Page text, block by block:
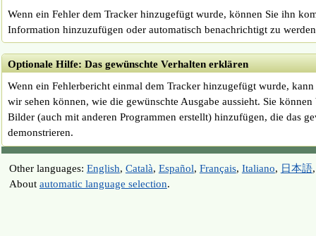
Wenn ein Fehler dem Tracker hinzugefügt wurde, können Sie ihn
Information hinzuzufügen oder automatisch benachrichtigt zu
Optionale Hilfe: Das gewünschte Verhalten erklären
Wenn ein Fehlerbericht einmal dem Tracker hinzugefügt wurde,
wir sehen können, wie die gewünschte Ausgabe aussieht. Sie
Bilder (auch mit anderen Programmen erstellt) hinzufügen, die das
demonstrieren.
Other languages: English, Català, Español, Français, Italiano, 日本語
About automatic language selection.